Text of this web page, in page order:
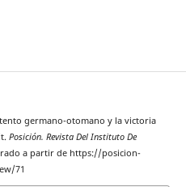
germano-otomano y la victoria
Posición. Revista Del Instituto De
a partir de https://posicion-
71